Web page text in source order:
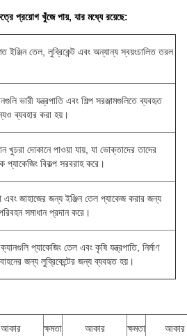
প্রয়োগ খুঁজে পায়, যার মধ্যে রয়েছে:
ইঞ্জিন তেল, লুব্রিকেন্ট এবং অন্যান্য স্বয়ংচালিত তরল
ভারী যন্ত্রপাতি এবং শিল্প সরঞ্জামগুলিতে ব্যবহৃত
ব্যবহার করা হয়।
খুচরা দোকানে পাওয়া যায়, যা ভোক্তাদের তাদের
প্যাকেজিং বিকল্প সরবরাহ করে।
এবং জাহাজের জন্য ইঞ্জিন তেল প্যাকেজ করার জন্য
সমাধান প্রদান করে।
প্যাকেজিং তেল এবং কৃষি যন্ত্রপাতি, নির্মাণ
জন্য লুব্রিকেন্টের জন্য ব্যবহৃত হয়।
আকার
ক্ষমতা
আকার
ক্ষমতা
আকার